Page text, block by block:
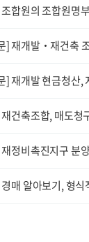
합원의 조합원명
] 재개발‧재건축
] 재개발 현금청산,
건축조합, 매도청
정비촉진지구 분
매 알아보기, 형식